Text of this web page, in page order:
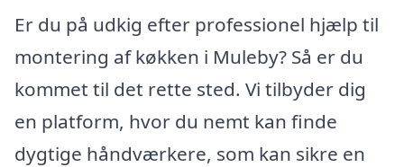
Er du på udkig efter professionel hjælp til
montering af køkken i Muleby? Så er du
kommet til det rette sted. Vi tilbyder dig
en platform, hvor du nemt kan finde
dygtige håndværkere, som kan sikre en